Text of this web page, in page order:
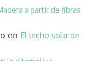
a partir de fibras
en El techo solar de